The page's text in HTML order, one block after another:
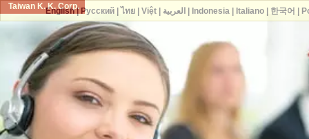
Taiwan K. K. Corp.
English| Русский| ไทย| Việt| العربية Indonesia| Italiano| 한국어